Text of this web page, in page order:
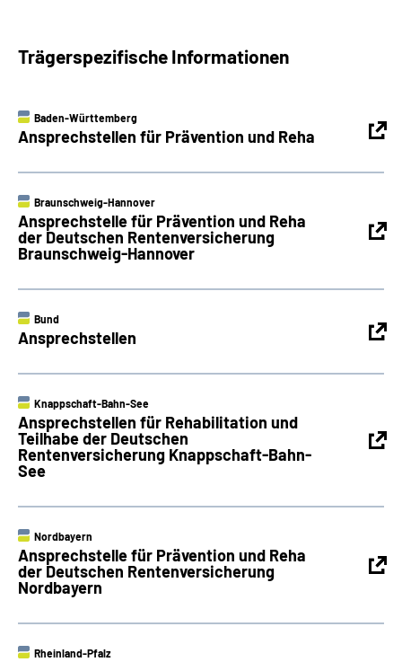
Trägerspezifische Informationen
Baden-Württemberg
Ansprechstellen für Prävention und Reha
Braunschweig-Hannover
Ansprechstelle für Prävention und Reha
der Deutschen Rentenversicherung
Braunschweig-Hannover
Bund
Ansprechstellen
Knappschaft-Bahn-See
Ansprechstellen für Rehabilitation und
Teilhabe der Deutschen
Rentenversicherung Knappschaft-Bahn-
See
Nordbayern
Ansprechstelle für Prävention und Reha
der Deutschen Rentenversicherung
Nordbayern
Rheinland-Pfalz